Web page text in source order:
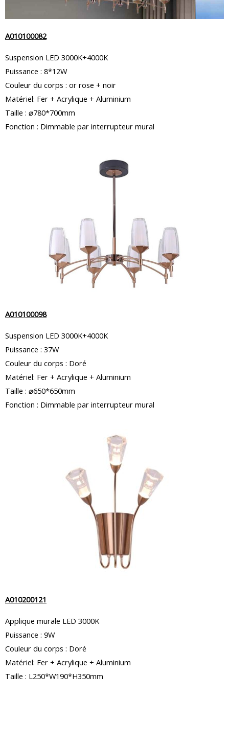
A010100082
Suspension LED 3000K+4000K
Puissance : 8*12W
Couleur du corps : or rose + noir
Matériel: Fer + Acrylique + Aluminium
Taille : ⌀780*700mm
Fonction : Dimmable par interrupteur mural
A010100098
Suspension LED 3000K+4000K
Puissance : 37W
Couleur du corps : Doré
Matériel: Fer + Acrylique + Aluminium
Taille : ⌀650*650mm
Fonction : Dimmable par interrupteur mural
A010200121
Applique murale LED 3000K
Puissance : 9W
Couleur du corps : Doré
Matériel: Fer + Acrylique + Aluminium
Taille : L250*W190*H350mm